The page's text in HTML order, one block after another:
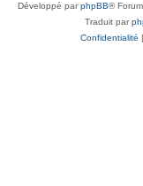
Développé parphpBB®
Traduit par
Confidentialité |